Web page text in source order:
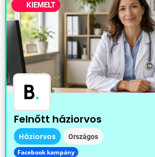
KIEMELT
B.
Felnőtt háziorvos
Háziorvos Országos
Facebook kampány